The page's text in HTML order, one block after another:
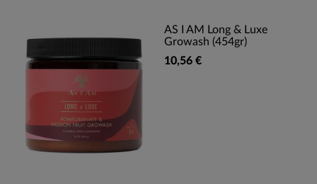
AS I AM Long & Luxe
Growash (454gr)
10,56 €